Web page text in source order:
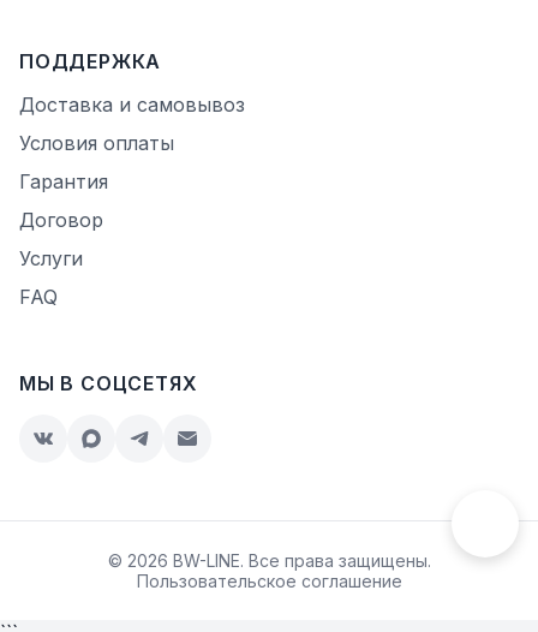
ПОДДЕРЖКА
Доставка и самовывоз
Условия оплаты
Гарантия
Договор
Услуги
FAQ
МЫ В СОЦСЕТЯХ
© 2026 BW-LINE. Все права защищены.
Пользовательское соглашение